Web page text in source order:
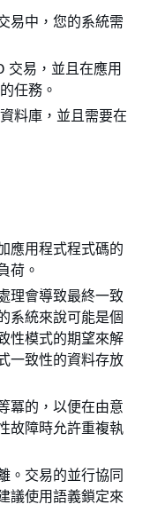
易中，您的系統需
交易，並且在應用
任務。
料庫，並且需要在
應用程式程式碼的
荷。
理會導致最終一致
系統來說可能是個
性模式的期望來解
一致性的資料存放
冪的，以便在由意
故障時允許重複執
。交易的並行協同
議使用語義鎖定來